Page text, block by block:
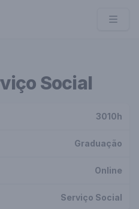
Social
3010h
Graduação
Online
Serviço Social